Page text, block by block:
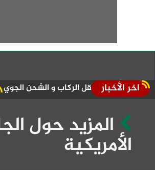
اخر الأخبار من طور سيناء نقل الركاب و الشحن الجوي
المزيد حول
الأمريكية